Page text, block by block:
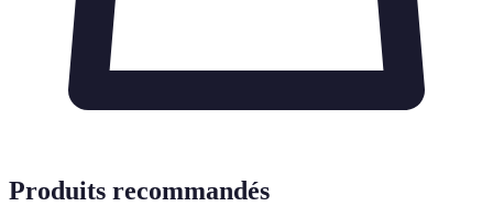
Produits recommandés